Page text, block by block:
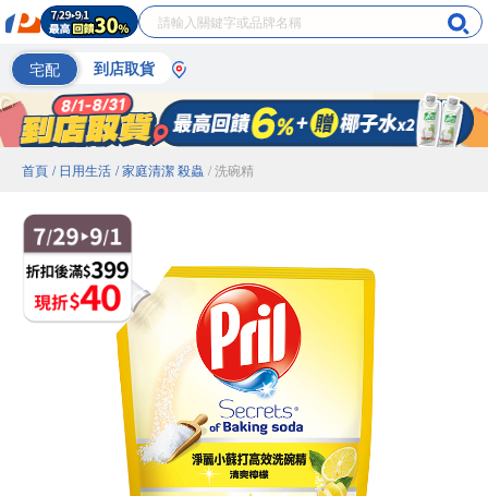
宅配 到店取貨
首頁 / 日用生活 / 家庭清潔 殺蟲 / 洗碗精